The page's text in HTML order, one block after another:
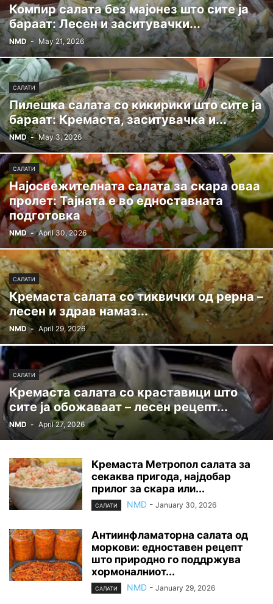
Компир салата без мајонез што сите ја
бараат: Лесен и заситувачки...
NMD - May 21, 2026
САЛАТИ
Пилешка салата со кикирики што сите ја
бараат: Кремаста, заситувачка и...
NMD - May 3, 2026
САЛАТИ
Најосвежителната салата за скара оваа
пролет: Тајната е во едноставната
подготовка
NMD - April 30, 2026
САЛАТИ
Кремаста салата со тиквички од рерна –
лесен и здрав намаз...
NMD - April 29, 2026
САЛАТИ
Кремаста салата со краставици што
сите ја обожаваат – лесен рецепт...
NMD - April 27, 2026
Кремаста Метропол салата за
секаква пригода, најдобар
прилог за скара или...
САЛАТИ NMD - January 30, 2026
Антиинфламаторна салата од
моркови: едноставен рецепт
што природно го поддржува
хормоналниот...
САЛАТИ NMD - January 29, 2026